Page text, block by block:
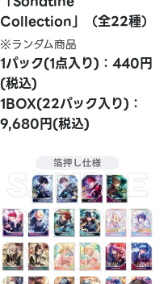
Collection」（全22種）
※ランダム商品
1パック(1点入り)：440円
(税込)
1BOX(22パック入り)：
9,680円(税込)